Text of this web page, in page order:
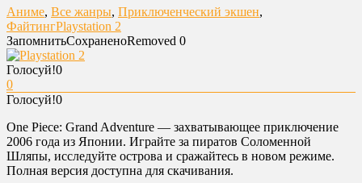
Аниме, Все жанры, Приключенческий экшен,
ФайтингPlaystation 2
ЗапомнитьСохраненоRemoved 0
Голосуй!0
0
Голосуй!0
One Piece: Grand Adventure — захватывающее приключение
2006 года из Японии. Играйте за пиратов Соломенной
Шляпы, исследуйте острова и сражайтесь в новом режиме.
Полная версия доступна для скачивания.